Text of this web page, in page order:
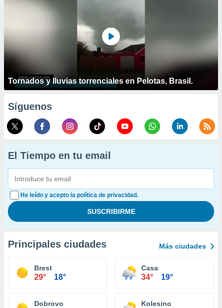
Tornados y lluvias torrenciales en Pelotas, Brasil.
Síguenos
El Tiempo en tu email
He leído y acepto la política de privacidad.
Principales ciudades Más ciudades
Brest
29° 18°
Casa
34° 19°
Dobrovo Kolesino